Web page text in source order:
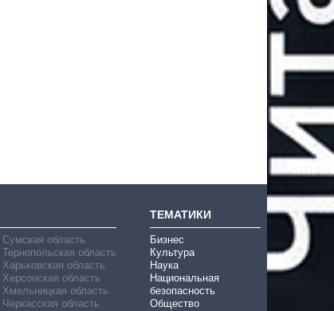
Сумская область
Тернопольская область
Харьковская область
Херсонская область
Хмельницкая область
Черкасская область
ТЕМАТИКИ
Бизнес
Культура
Наука
Национальная
безопасность
Общество